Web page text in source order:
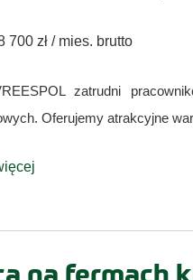
700 zł / mies. brutto
zatrudni
Oferujemy atrakcyjne